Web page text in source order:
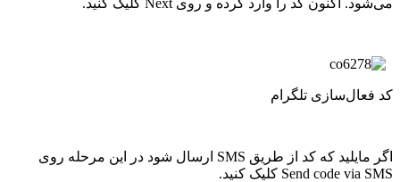
کد فعال‌سازی تلگرام
اگر مایلید که کد از طریق SMS ارسال شود در این مرحله روی
Send code via SMS کلیک کنید.